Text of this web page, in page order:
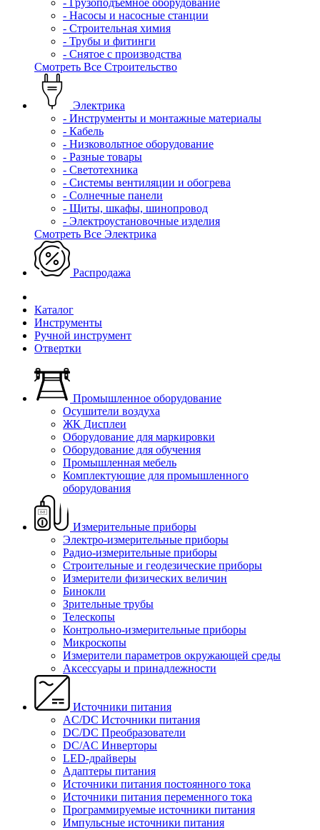
- Грузоподъемное оборудование
- Насосы и насосные станции
- Строительная химия
- Трубы и фитинги
- Снятое с производства
Смотреть Все Строительство
Электрика
- Инструменты и монтажные материалы
- Кабель
- Низковольтное оборудование
- Разные товары
- Светотехника
- Системы вентиляции и обогрева
- Солнечные панели
- Щиты, шкафы, шинопровод
- Электроустановочные изделия
Смотреть Все Электрика
Распродажа
Каталог
Инструменты
Ручной инструмент
Отвертки
Промышленное оборудование
Осушители воздуха
ЖК Дисплеи
Оборудование для маркировки
Оборудование для обучения
Промышленная мебель
Комплектующие для промышленного
оборудования
Измерительные приборы
Электро-измерительные приборы
Радио-измерительные приборы
Строительные и геодезические приборы
Измерители физических величин
Бинокли
Зрительные трубы
Телескопы
Контрольно-измерительные приборы
Микроскопы
Измерители параметров окружающей среды
Аксессуары и принадлежности
Источники питания
AC/DC Источники питания
DC/DC Преобразователи
DC/AC Инверторы
LED-драйверы
Адаптеры питания
Источники питания постоянного тока
Источники питания переменного тока
Программируемые источники питания
Импульсные источники питания